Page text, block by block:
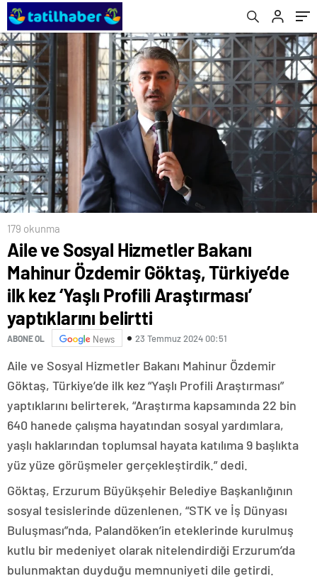
Profili Araştırması’ yaptıklarını belirtti
179 okunma
Aile ve Sosyal Hizmetler Bakanı
Mahinur Özdemir Göktaş, Türkiye’de
ilk kez ‘Yaşlı Profili Araştırması’
yaptıklarını belirtti
ABONE OL News 23 Temmuz 2024 00:51
Aile ve Sosyal Hizmetler Bakanı Mahinur Özdemir
Göktaş, Türkiye’de ilk kez “Yaşlı Profili Araştırması”
yaptıklarını belirterek, “Araştırma kapsamında 22 bin
640 hanede çalışma hayatından sosyal yardımlara,
yaşlı haklarından toplumsal hayata katılıma 9 başlıkta
yüz yüze görüşmeler gerçekleştirdik.” dedi.
Göktaş, Erzurum Büyükşehir Belediye Başkanlığının
sosyal tesislerinde düzenlenen, “STK ve İş Dünyası
Buluşması”nda, Palandöken’in eteklerinde kurulmuş
kutlu bir medeniyet olarak nitelendirdiği Erzurum’da
bulunmaktan duyduğu memnuniyeti dile getirdi.